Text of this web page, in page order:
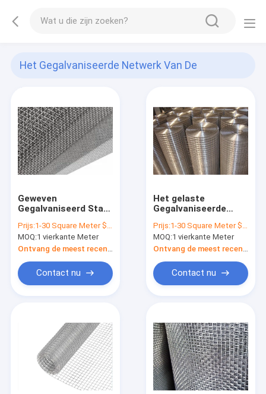
Het Gegalvaniseerde Netwerk Van De
(11)
Geweven
Gegalvaniseerd Staal
Gegalvaniseerde
Ijzerdraad Opleveren
opleveren
Prijs:1-30 Square Meter $2/Square Meter >30 Square Meters $1/Square Meter
MOQ:1 vierkante Meter
Contact nu
Het gelaste
Gegalvaniseerde
Staaldraad 3X3/4X4-
Netwerk 23 de Doek
van de Maathardware
Prijs:1-30 Square Meter $2/Square Meter
MOQ:1 vierkante Meter
Contact nu